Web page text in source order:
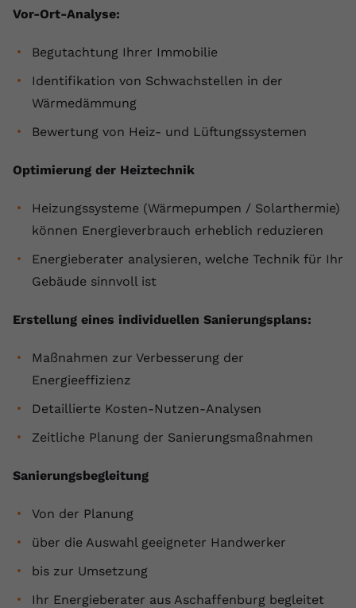
Vor-Ort-Analyse:
Begutachtung Ihrer Immobilie
Identifikation von Schwachstellen in der
Wärmedämmung
Bewertung von Heiz- und Lüftungssystemen
Optimierung der Heiztechnik
Heizungssysteme (Wärmepumpen / Solarthermie)
können Energieverbrauch erheblich reduzieren
Energieberater analysieren, welche Technik für Ihr
Gebäude sinnvoll ist
Erstellung eines individuellen Sanierungsplans:
Maßnahmen zur Verbesserung der
Energieeffizienz
Detaillierte Kosten-Nutzen-Analysen
Zeitliche Planung der Sanierungsmaßnahmen
Sanierungsbegleitung
Von der Planung
über die Auswahl geeigneter Handwerker
bis zur Umsetzung
Ihr Energieberater aus Aschaffenburg begleitet